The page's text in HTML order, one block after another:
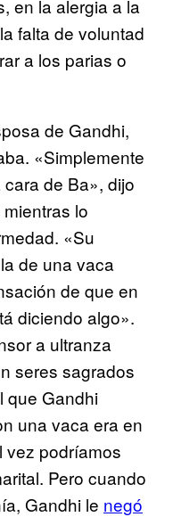
en la alergia a la
falta de voluntad
a los parias o
de Gandhi,
«Simplemente
de Ba», dijo
lo
«Su
de una vaca
de que en
diciendo algo».
a ultranza
seres sagrados
que Gandhi
una vaca era en
vez podríamos
Pero cuando
Gandhi le negó